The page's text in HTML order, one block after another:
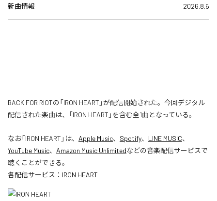
新曲情報 2026.8.6
BACK FOR RIOTの「IRON HEART」が配信開始された。今回デジタル
配信された楽曲は、「IRON HEART」を含む全1曲となっている。
なお「IRON HEART 」は、 Apple Music、 Spotify、 LINE MUSIC、
YouTube Music、 Amazon Music Unlimitedなどの音楽配信サービスで
聴くことができる。
各配信サービス： IRON HEART